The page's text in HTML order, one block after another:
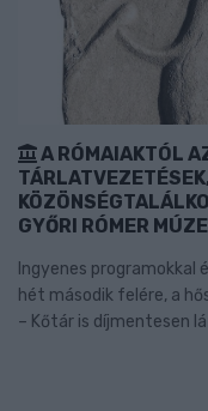
A RÓMAIAKTÓL
GYŐRI RÓMER
Ingyenes programokkal
hét második felére, a
– Kőtár is díjmentesen